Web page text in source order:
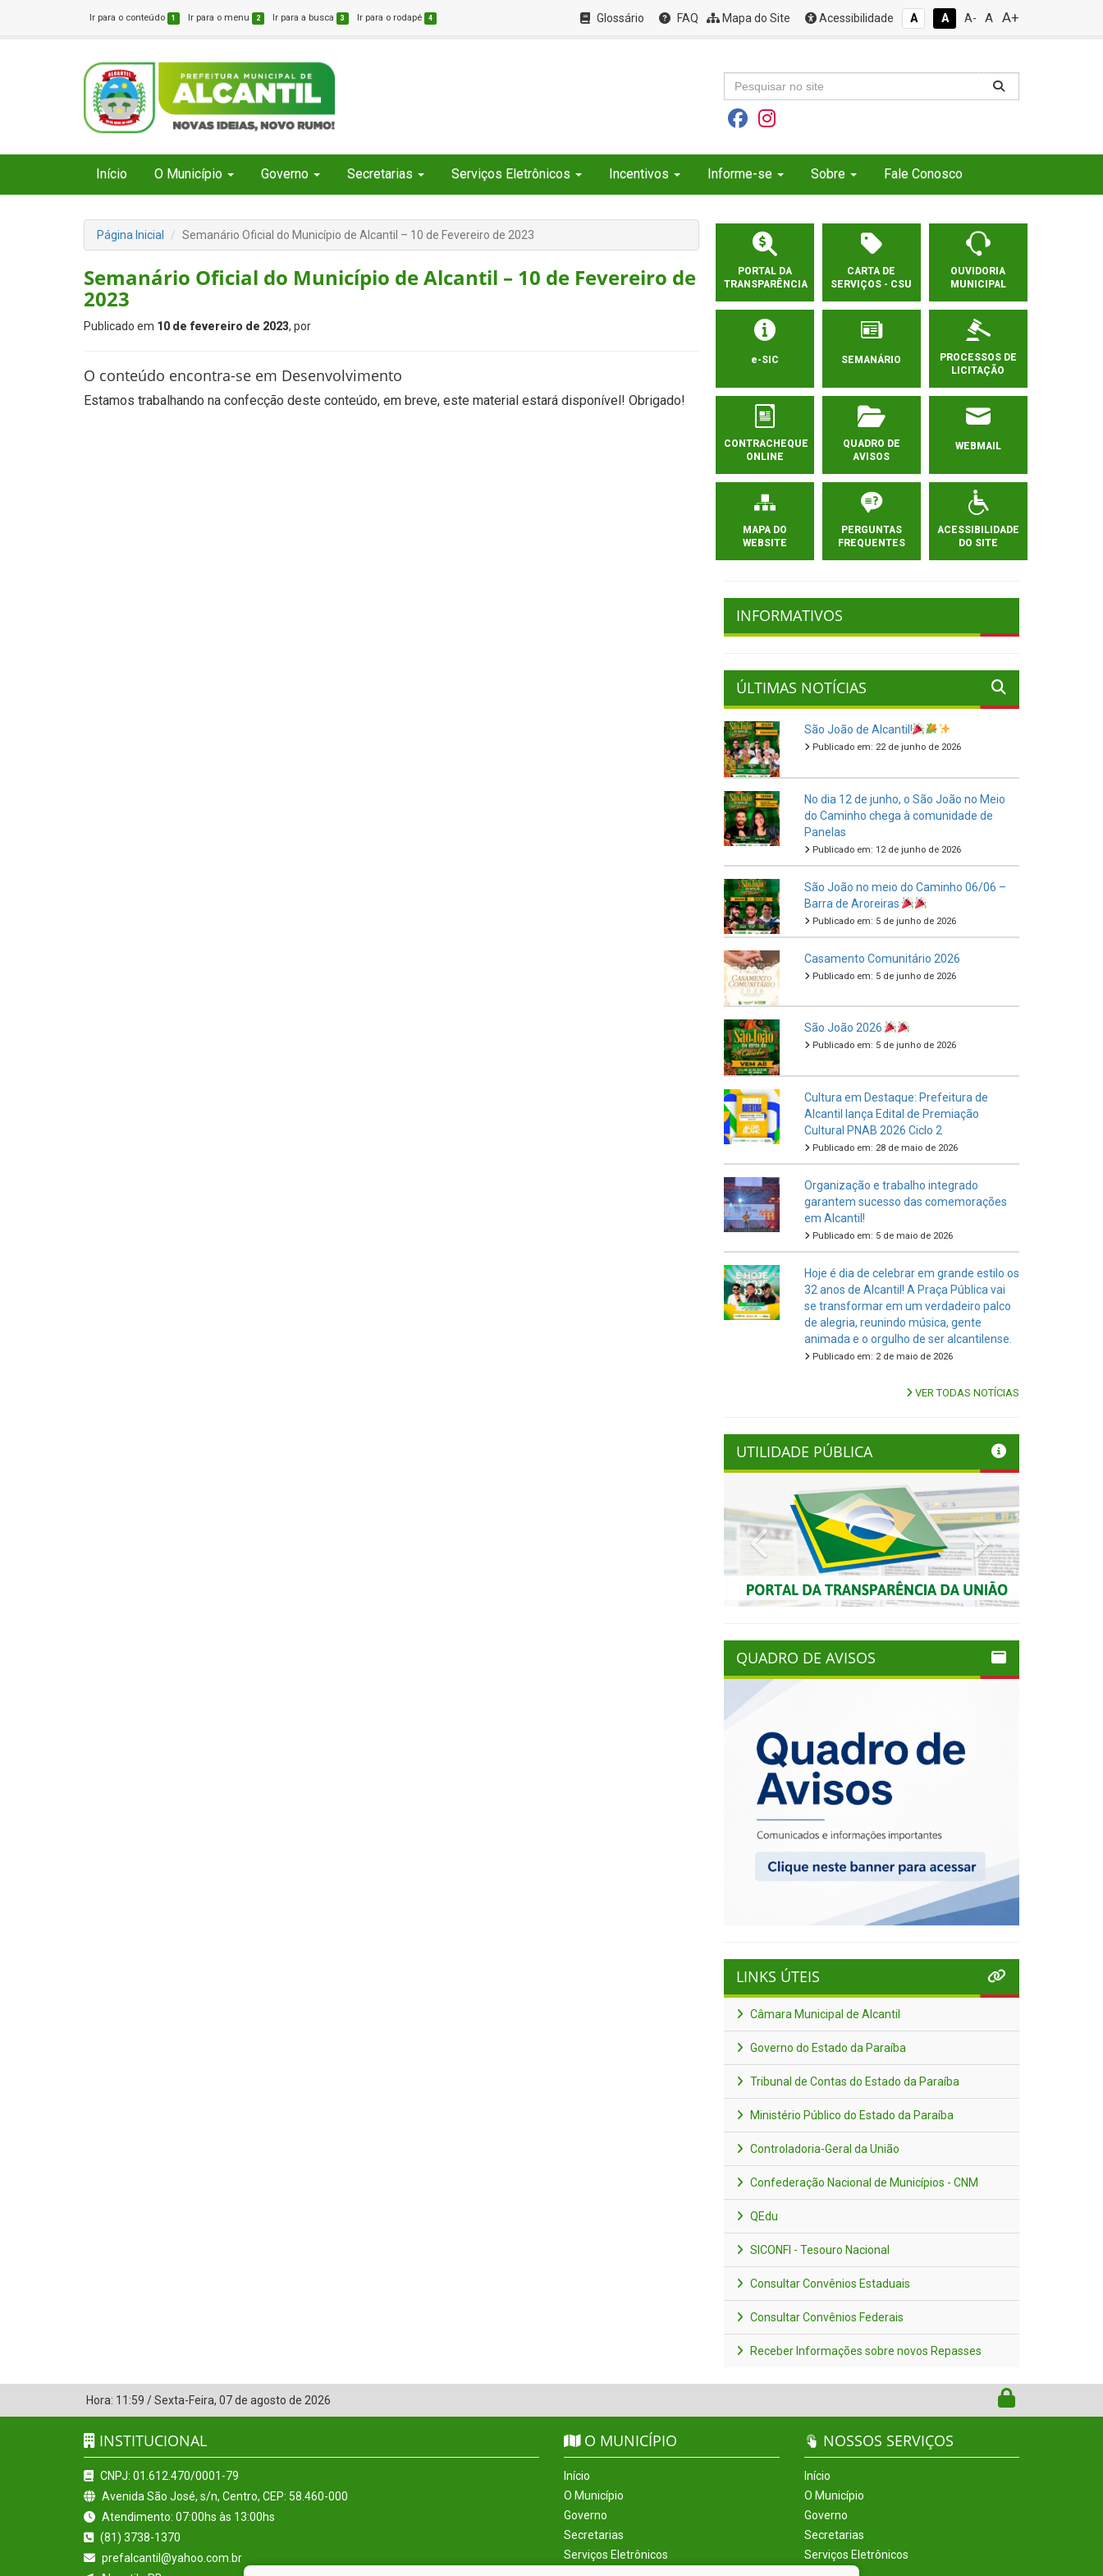
Ir para o conteúdo 1 Ir para o menu 2 Ir para a busca 3 Ir para o rodapé 4 Glossário FAQ Mapa do Site Acessibilidade A A A- A A+
Início O Município Governo Secretarias Serviços Eletrônicos Incentivos Informe-se Sobre Fale Conosco
Página Inicial Semanário Oficial do Município de Alcantil – 10 de Fevereiro de 2023
Semanário Oficial do Município de Alcantil – 10 de Fevereiro de
2023
Publicado em 10 de fevereiro de 2023, por
O conteúdo encontra-se em Desenvolvimento
Estamos trabalhando na confecção deste conteúdo, em breve, este material estará disponível! Obrigado!
PORTAL DA
TRANSPARÊNCIA
CARTA DE
SERVIÇOS - CSU
OUVIDORIA
MUNICIPAL
e-SIC SEMANÁRIO
PROCESSOS DE
LICITAÇÃO
CONTRACHEQUE
ONLINE
QUADRO DE
AVISOS
WEBMAIL
MAPA DO
WEBSITE
PERGUNTAS
FREQUENTES
ACESSIBILIDADE
DO SITE
INFORMATIVOS
ÚLTIMAS NOTÍCIAS
São João de Alcantil!
Publicado em: 22 de junho de 2026
No dia 12 de junho, o São João no Meio
do Caminho chega à comunidade de
Panelas
Publicado em: 12 de junho de 2026
São João no meio do Caminho 06/06 –
Barra de Aroreiras
Publicado em: 5 de junho de 2026
Casamento Comunitário 2026
Publicado em: 5 de junho de 2026
São João 2026
Publicado em: 5 de junho de 2026
Cultura em Destaque: Prefeitura de
Alcantil lança Edital de Premiação
Cultural PNAB 2026 Ciclo 2
Publicado em: 28 de maio de 2026
Organização e trabalho integrado
garantem sucesso das comemorações
em Alcantil!
Publicado em: 5 de maio de 2026
Hoje é dia de celebrar em grande estilo os
32 anos de Alcantil! A Praça Pública vai
se transformar em um verdadeiro palco
de alegria, reunindo música, gente
animada e o orgulho de ser alcantilense.
Publicado em: 2 de maio de 2026
VER TODAS NOTÍCIAS
UTILIDADE PÚBLICA
Previous Next
QUADRO DE AVISOS
LINKS ÚTEIS
Câmara Municipal de Alcantil
Governo do Estado da Paraíba
Tribunal de Contas do Estado da Paraíba
Ministério Público do Estado da Paraíba
Controladoria-Geral da União
Confederação Nacional de Municípios - CNM
QEdu
SICONFI - Tesouro Nacional
Consultar Convênios Estaduais
Consultar Convênios Federais
Receber Informações sobre novos Repasses
Hora: 11:59 /Sexta-Feira, 07 de agosto de 2026
INSTITUCIONAL
CNPJ: 01.612.470/0001-79
Avenida São José, s/n, Centro, CEP: 58.460-000
Atendimento: 07:00hs às 13:00hs
(81) 3738-1370
prefalcantil@yahoo.com.br
O MUNICÍPIO
Início
O Município
Governo
Secretarias
Serviços Eletrônicos
NOSSOS SERVIÇOS
Início
O Município
Governo
Secretarias
Serviços Eletrônicos